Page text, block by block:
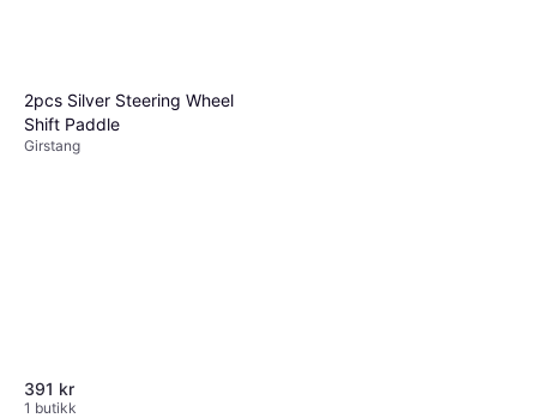
2pcs Silver Steering Wheel
Shift Paddle
Girstang
391 kr
1 butikk